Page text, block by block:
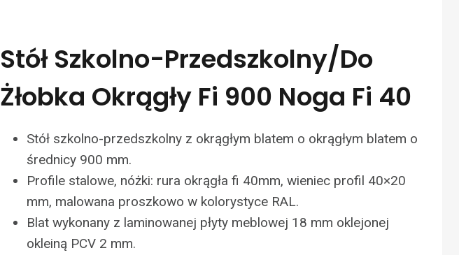
Stół Szkolno-Przedszkolny/do
Żłobka Okrągły Fi 900 Noga Fi 40
Stół szkolno-przedszkolny z okrągłym blatem o okrągłym blatem o
średnicy 900 mm.
Profile stalowe, nóżki: rura okrągła fi 40mm, wieniec profil 40×20
mm, malowana proszkowo w kolorystyce RAL.
Blat wykonany z laminowanej płyty meblowej 18 mm oklejonej
okleiną PCV 2 mm.